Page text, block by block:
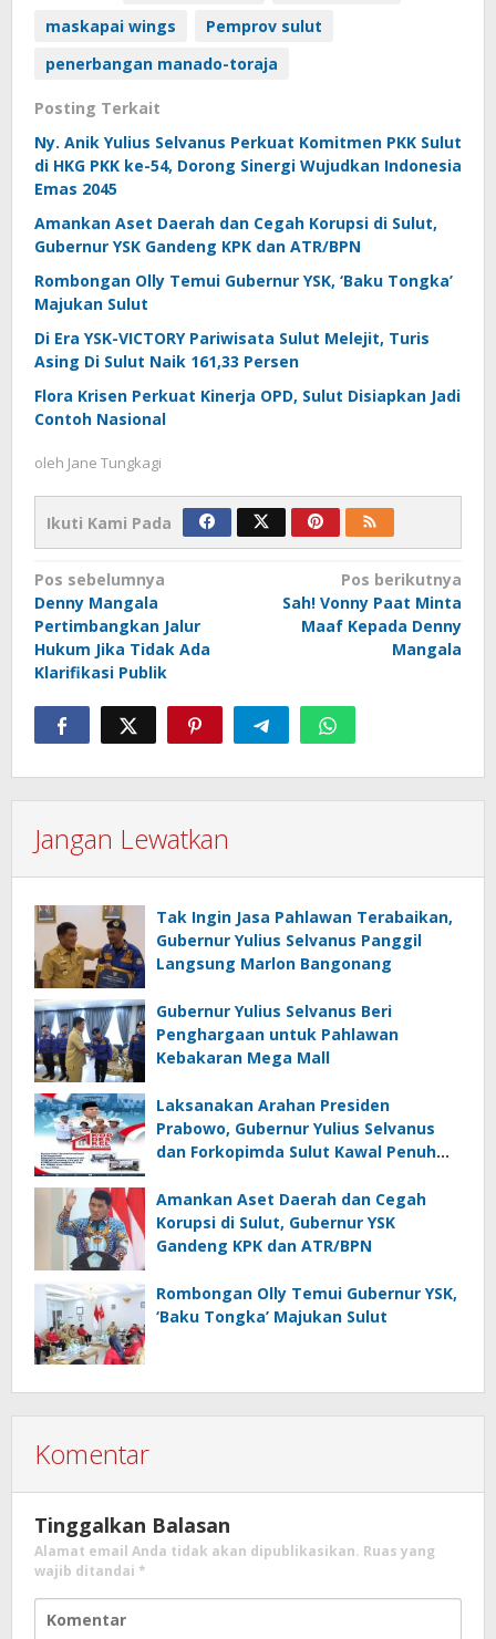
maskapai wings
Pemprov sulut
penerbangan manado-toraja
Posting Terkait
Ny. Anik Yulius Selvanus Perkuat Komitmen PKK Sulut
di HKG PKK ke-54, Dorong Sinergi Wujudkan Indonesia
Emas 2045
Amankan Aset Daerah dan Cegah Korupsi di Sulut,
Gubernur YSK Gandeng KPK dan ATR/BPN
Rombongan Olly Temui Gubernur YSK, ‘Baku Tongka’
Majukan Sulut
Di Era YSK-VICTORY Pariwisata Sulut Melejit, Turis
Asing Di Sulut Naik 161,33 Persen
Flora Krisen Perkuat Kinerja OPD, Sulut Disiapkan Jadi
Contoh Nasional
oleh Jane Tungkagi
Ikuti Kami Pada
Navigasi
pos
Pos sebelumnya
Denny Mangala
Pertimbangkan Jalur
Hukum Jika Tidak Ada
Klarifikasi Publik
Pos berikutnya
Sah! Vonny Paat Minta
Maaf Kepada Denny
Mangala
Jangan Lewatkan
Tak Ingin Jasa Pahlawan Terabaikan,
Gubernur Yulius Selvanus Panggil
Langsung Marlon Bangonang
Gubernur Yulius Selvanus Beri
Penghargaan untuk Pahlawan
Kebakaran Mega Mall
Laksanakan Arahan Presiden
Prabowo, Gubernur Yulius Selvanus
dan Forkopimda Sulut Kawal Penuh
Amankan Aset Daerah dan Cegah
Korupsi di Sulut, Gubernur YSK
Gandeng KPK dan ATR/BPN
Rombongan Olly Temui Gubernur YSK,
‘Baku Tongka’ Majukan Sulut
Komentar
Tinggalkan Balasan
Alamat email Anda tidak akan dipublikasikan. Ruas yang
wajib ditandai *